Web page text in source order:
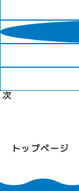
トップページ
次